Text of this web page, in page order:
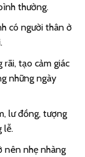
thường.
có người thân ở
rãi, tạo cảm giác
những ngày
lư đồng, tượng
lễ.
nên nhẹ nhàng